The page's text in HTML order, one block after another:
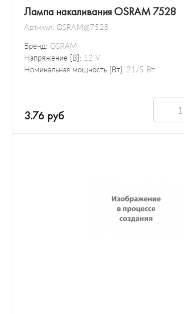
Лампа накаливания OSRAM 7528
Артикул: OSRAM@7528
Бренд: OSRAM
Напряжение [В]: 12 V
Номинальная мощность [Вт]: 21/5 Вт
3.76 руб